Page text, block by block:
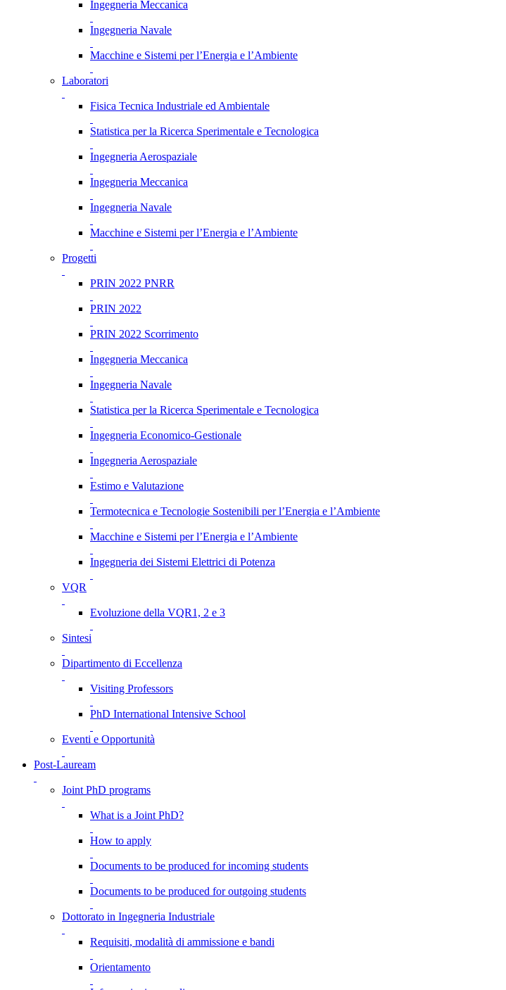
Ingegneria Meccanica
Ingegneria Navale
Macchine e Sistemi per l’Energia e l’Ambiente
Laboratori
Fisica Tecnica Industriale ed Ambientale
Statistica per la Ricerca Sperimentale e Tecnologica
Ingegneria Aerospaziale
Ingegneria Meccanica
Ingegneria Navale
Macchine e Sistemi per l’Energia e l’Ambiente
Progetti
PRIN 2022 PNRR
PRIN 2022
PRIN 2022 Scorrimento
Ingegneria Meccanica
Ingegneria Navale
Statistica per la Ricerca Sperimentale e Tecnologica
Ingegneria Economico-Gestionale
Ingegneria Aerospaziale
Estimo e Valutazione
Termotecnica e Tecnologie Sostenibili per l’Energia e l’Ambiente
Macchine e Sistemi per l’Energia e l’Ambiente
Ingegneria dei Sistemi Elettrici di Potenza
VQR
Evoluzione della VQR1, 2 e 3
Sintesi
Dipartimento di Eccellenza
Visiting Professors
PhD International Intensive School
Eventi e Opportunità
Post-Lauream
Joint PhD programs
What is a Joint PhD?
How to apply
Documents to be produced for incoming students
Documents to be produced for outgoing students
Dottorato in Ingegneria Industriale
Requisiti, modalità di ammissione e bandi
Orientamento